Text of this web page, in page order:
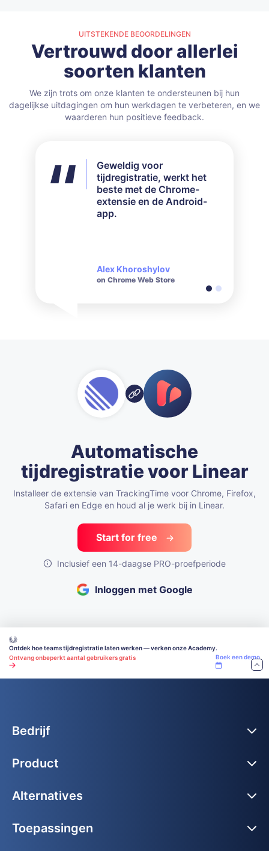
UITSTEKENDE BEOORDELINGEN
Vertrouwd door allerlei
soorten klanten
We zijn trots om onze klanten te ondersteunen bij hun
dagelijkse uitdagingen om hun werkdagen te verbeteren, en we
waarderen hun positieve feedback.
Geweldig voor
tijdregistratie, werkt het
beste met de Chrome-
extensie en de Android-
app.
Alex Khoroshylov
on Chrome Web Store
Ik heb niet alle
beschikbare functies
gebruikt, maar voor mijn
behoeften werkte het
perfect. Hun
Salvador Carranza
on Chrome Web Store
Automatische
tijdregistratie voor Linear
Installeer de extensie van TrackingTime voor Chrome, Firefox,
Safari en Edge en houd al je werk bij in Linear.
Start for free
Inclusief een 14-daagse PRO-proefperiode
Inloggen met Google
Ontdek hoe teams tijdregistratie laten werken — verken onze Academy.
Ontvang onbeperkt aantal gebruikers gratis
Boek een demo
Bedrijf
Product
Alternatives
Toepassingen